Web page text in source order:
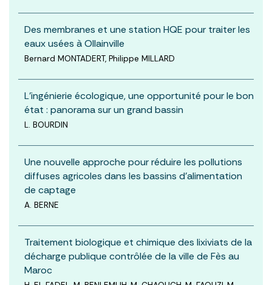
Des membranes et une station HQE pour traiter les
eaux usées à Ollainville
Bernard MONTADERT, Philippe MILLARD
L’ingénierie écologique, une opportunité pour le bon
état : panorama sur un grand bassin
L. BOURDIN
Une nouvelle approche pour réduire les pollutions
diffuses agricoles dans les bassins d’alimentation
de captage
A. BERNE
Traitement biologique et chimique des lixiviats de la
décharge publique contrôlée de la ville de Fès au
Maroc